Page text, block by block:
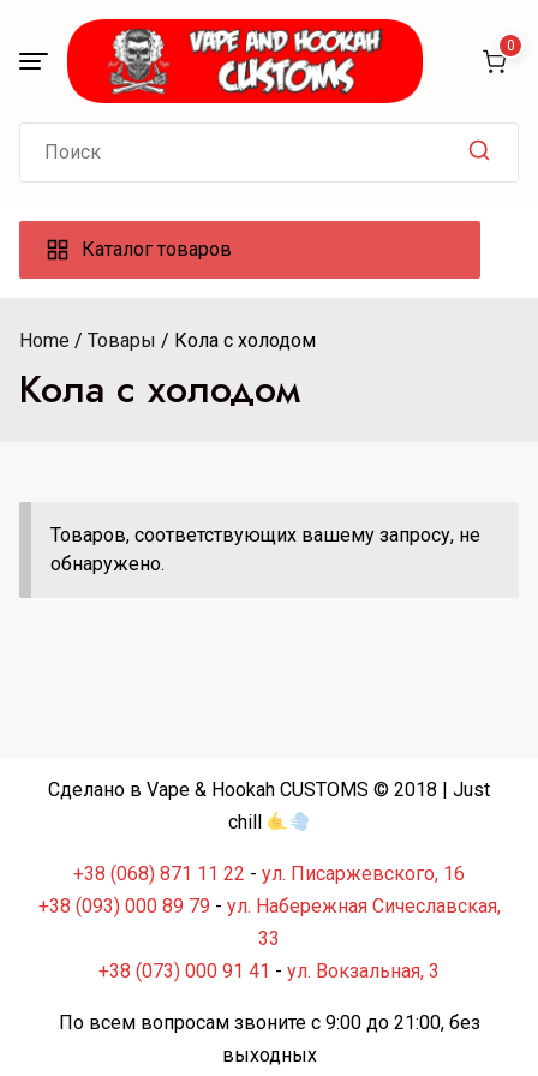
content
0
for:
Каталог товаров
Home Товары Кола с холодом
Кола с холодом
Товаров, соответствующих вашему запросу, не
обнаружено.
Сделано в Vape & Hookah CUSTOMS © 2018 | Just
chill
+38 (068) 871 11 22 - ул. Писаржевского, 16
+38 (093) 000 89 79 - ул. Набережная Сичеславская,
33
+38 (073) 000 91 41 - ул. Вокзальная, 3
По всем вопросам звоните с 9:00 до 21:00, без
выходных